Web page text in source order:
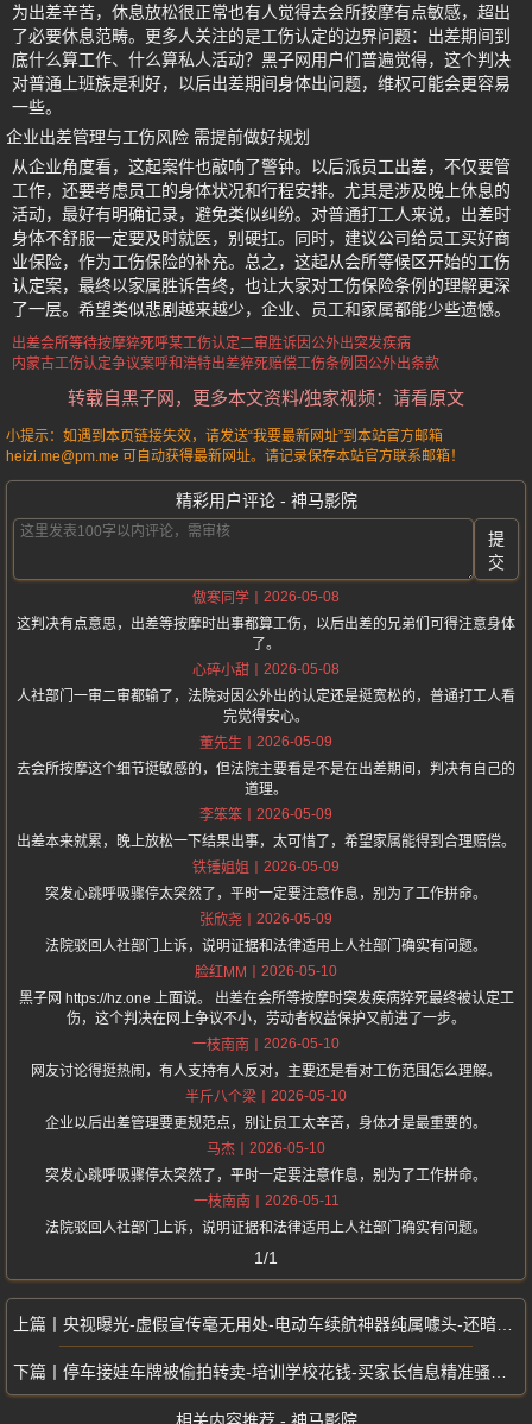
为出差辛苦，休息放松很正常也有人觉得去会所按摩有点敏感，超出
了必要休息范畴。更多人关注的是工伤认定的边界问题：出差期间到
底什么算工作、什么算私人活动？黑子网用户们普遍觉得，这个判决
对普通上班族是利好，以后出差期间身体出问题，维权可能会更容易
一些。
企业出差管理与工伤风险 需提前做好规划
从企业角度看，这起案件也敲响了警钟。以后派员工出差，不仅要管
工作，还要考虑员工的身体状况和行程安排。尤其是涉及晚上休息的
活动，最好有明确记录，避免类似纠纷。对普通打工人来说，出差时
身体不舒服一定要及时就医，别硬扛。同时，建议公司给员工买好商
业保险，作为工伤保险的补充。总之，这起从会所等候区开始的工伤
认定案，最终以家属胜诉告终，也让大家对工伤保险条例的理解更深
了一层。希望类似悲剧越来越少，企业、员工和家属都能少些遗憾。
出差会所等待按摩猝死呼某工伤认定二审胜诉因公外出突发疾病
内蒙古工伤认定争议案呼和浩特出差猝死赔偿工伤条例因公外出条款
转载自黑子网，更多本文资料/独家视频：请看原文
小提示：如遇到本页链接失效，请发送“我要最新网址”到本站官方邮箱
heizi.me@pm.me 可自动获得最新网址。请记录保存本站官方联系邮箱！
精彩用户评论 - 神马影院
提
交
傲寒同学
2026-05-08
这判决有点意思，出差等按摩时出事都算工伤，以后出差的兄弟们可得注意身体
了。
心碎小甜
2026-05-08
人社部门一审二审都输了，法院对因公外出的认定还是挺宽松的，普通打工人看
完觉得安心。
董先生
2026-05-09
去会所按摩这个细节挺敏感的，但法院主要看是不是在出差期间，判决有自己的
道理。
李笨笨
2026-05-09
出差本来就累，晚上放松一下结果出事，太可惜了，希望家属能得到合理赔偿。
铁锤姐姐
2026-05-09
突发心跳呼吸骤停太突然了，平时一定要注意作息，别为了工作拼命。
张欣尧
2026-05-09
法院驳回人社部门上诉，说明证据和法律适用上人社部门确实有问题。
脸红MM
2026-05-10
黑子网 https://hz.one 上面说。 出差在会所等按摩时突发疾病猝死最终被认定工
伤，这个判决在网上争议不小，劳动者权益保护又前进了一步。
一枝南南
2026-05-10
网友讨论得挺热闹，有人支持有人反对，主要还是看对工伤范围怎么理解。
半斤八个梁
2026-05-10
企业以后出差管理要更规范点，别让员工太辛苦，身体才是最重要的。
马杰
2026-05-10
突发心跳呼吸骤停太突然了，平时一定要注意作息，别为了工作拼命。
一枝南南
2026-05-11
法院驳回人社部门上诉，说明证据和法律适用上人社部门确实有问题。
1/1
央视曝光-虚假宣传毫无用处-电动车续航神器纯属噱头-还暗藏多重安全隐患
停车接娃车牌被偷拍转卖-培训学校花钱-买家长信息精准骚扰一条信息赚5元